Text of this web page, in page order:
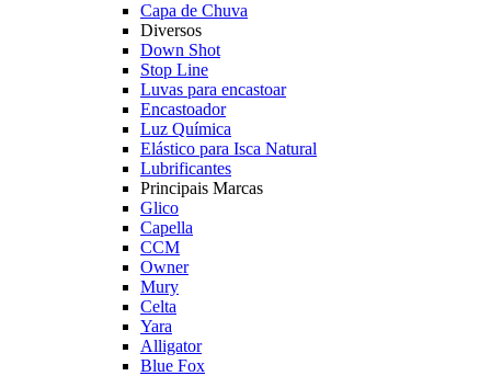
Capa de Chuva
Diversos
Down Shot
Stop Line
Luvas para encastoar
Encastoador
Luz Química
Elástico para Isca Natural
Lubrificantes
Principais Marcas
Glico
Capella
CCM
Owner
Mury
Celta
Yara
Alligator
Blue Fox